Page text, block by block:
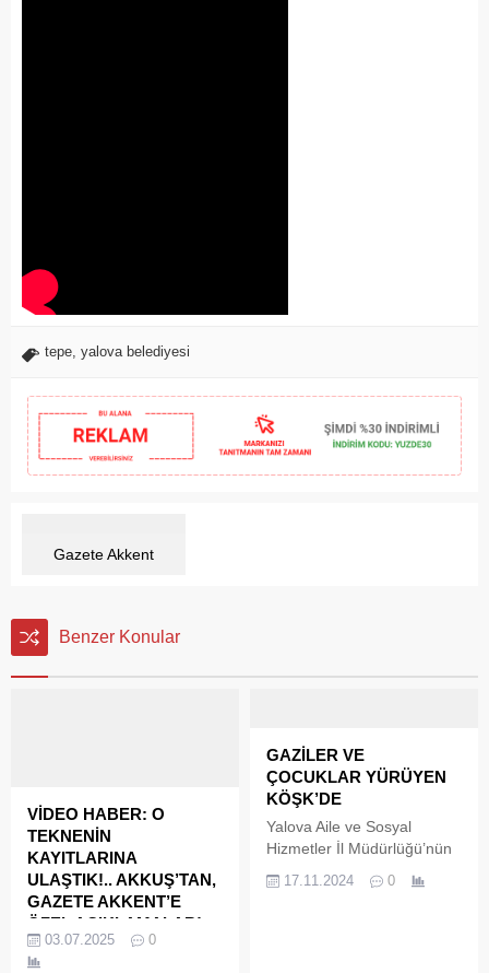
tepe, yalova belediyesi
Gazete Akkent
Benzer Konular
VİDEO HABER: O
TEKNENİN
KAYITLARINA
ULAŞTIK!.. AKKUŞ’TAN,
GAZETE AKKENT’E
ÖZEL AÇIKLAMALAR!
Karamürsel’de geçtiğimiz
03.07.2025 0
GAZİLER VE
ÇOCUKLAR YÜRÜYEN
KÖŞK’DE
Yalova Aile ve Sosyal
Hizmetler İl Müdürlüğü’nün
ev sahipliğinde
gerçekleştirilen kahvaltı
17.11.2024 0